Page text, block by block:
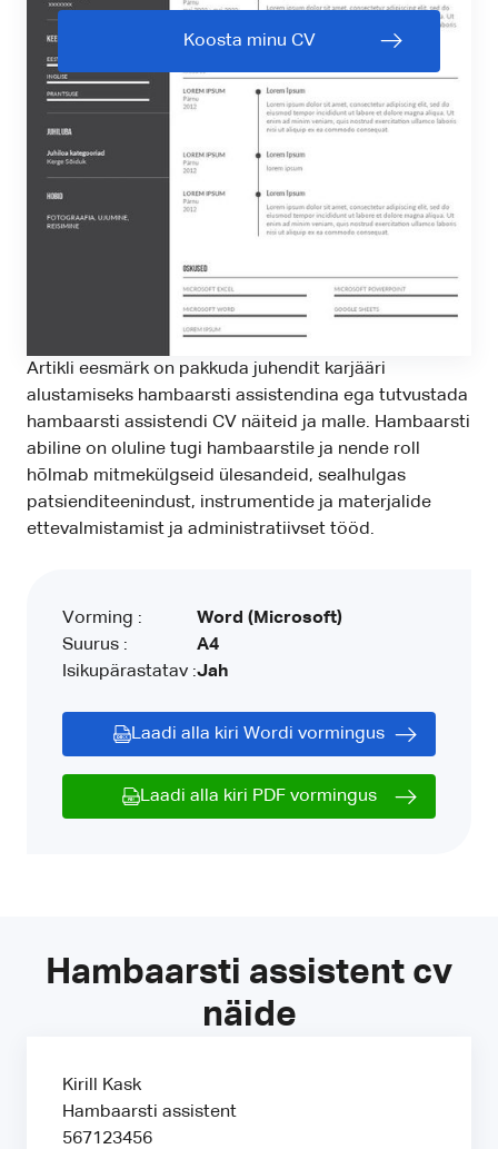
Koosta minu CV
Artikli eesmärk on pakkuda juhendit karjääri
alustamiseks hambaarsti assistendina ega tutvustada
hambaarsti assistendi CV näiteid ja malle. Hambaarsti
abiline on oluline tugi hambaarstile ja nende roll
hõlmab mitmekülgseid ülesandeid, sealhulgas
patsienditeenindust, instrumentide ja materjalide
ettevalmistamist ja administratiivset tööd.
Vorming :
Suurus :
Isikupärastatav :
Word (Microsoft)
A4
Jah
Laadi alla kiri Wordi vormingus
Laadi alla kiri PDF vormingus
Hambaarsti assistent cv
näide
Kirill Kask
Hambaarsti assistent
567123456